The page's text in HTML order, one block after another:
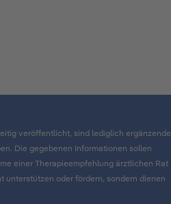
veröffentlicht, sind lediglich ergänzende
Die gegebenen Informationen sollen
einer Therapieempfehlung ärztlichen Rat
oder fördern, sondern dienen